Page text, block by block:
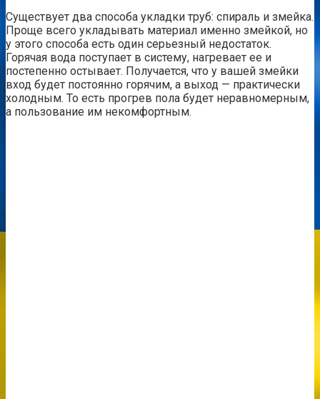
Существует два способа укладки труб: спираль и змейка.
Проще всего укладывать материал именно змейкой, но
у этого способа есть один серьезный недостаток.
Горячая вода поступает в систему, нагревает ее и
постепенно остывает. Получается, что у вашей змейки
вход будет постоянно горячим, а выход — практически
холодным. То есть прогрев пола будет неравномерным,
а пользование им некомфортным.